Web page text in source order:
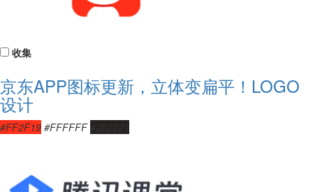
收集
京东APP图标更新，立体变扁平！LOGO
设计
#FF2F19 #FFFFFF